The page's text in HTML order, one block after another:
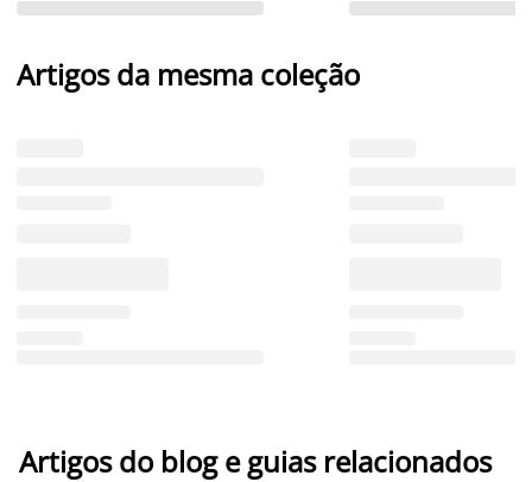
Artigos da mesma coleção
Artigos do blog e guias relacionados